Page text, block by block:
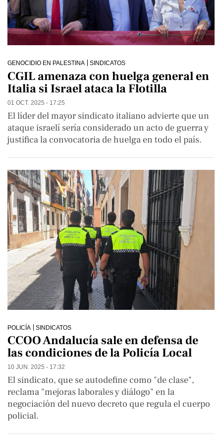
GENOCIDIO EN PALESTINA SINDICATOS
CGIL amenaza con huelga general en
Italia si Israel ataca la Flotilla
01 OCT. 2025 - 17:25
El líder del mayor sindicato italiano advierte que un
ataque israelí sería considerado un acto de guerra y
justifica la convocatoria de huelga en todo el país.
POLICÍA SINDICATOS
CCOO Andalucía sale en defensa de
las condiciones de la Policía Local
10 JUN. 2025 - 17:32
El sindicato, que se autodefine como "de clase",
reclama "mejoras laborales y diálogo" en la
negociación del nuevo decreto que regula el cuerpo
policial.